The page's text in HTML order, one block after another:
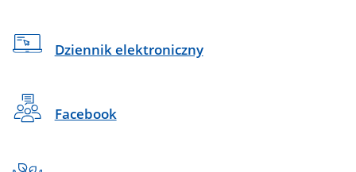
Dziennik elektroniczny
Facebook